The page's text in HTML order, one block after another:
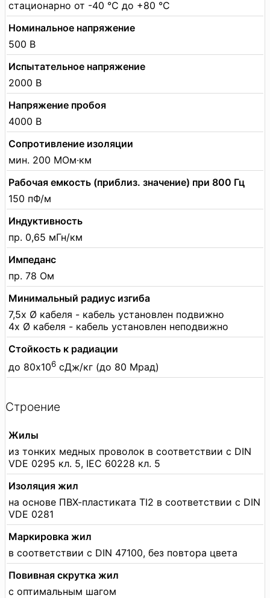
стационарно от -40 °C до +80 °C
Номинальное напряжение
500 В
Испытательное напряжение
2000 В
Напряжение пробоя
4000 В
Сопротивление изоляции
мин. 200 МОм·км
Рабочая емкость (приблиз. значение) при 800 Гц
150 пФ/м
Индуктивность
пр. 0,65 мГн/км
Импеданс
пр. 78 Ом
Минимальный радиус изгиба
7,5x Ø кабеля - кабель установлен подвижно
4x Ø кабеля - кабель установлен неподвижно
Стойкость к радиации
до 80x106 сДж/кг (до 80 Мрад)
Строение
Жилы
из тонких медных проволок в соответствии с DIN
VDE 0295 кл. 5, IEC 60228 кл. 5
Изоляция жил
на основе ПВХ-пластиката TI2 в соответствии с DIN
VDE 0281
Маркировка жил
в соответствии с DIN 47100, без повтора цвета
Повивная скрутка жил
с оптимальным шагом